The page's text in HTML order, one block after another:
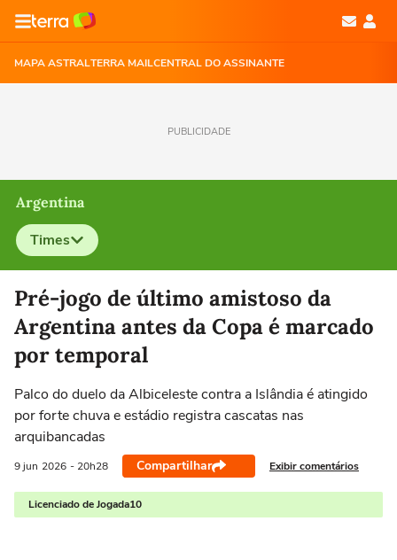
MAPA ASTRALTERRA MAILCENTRAL DO ASSINANTE
PUBLICIDADE
Argentina
Times
Selecione o time para ver as notícias
Pré-jogo de último amistoso da
Argentina antes da Copa é marcado
por temporal
Palco do duelo da Albiceleste contra a Islândia é atingido
por forte chuva e estádio registra cascatas nas
arquibancadas
9 jun 2026 - 20h28 Compartilhar Exibir comentários
Licenciado de Jogada10